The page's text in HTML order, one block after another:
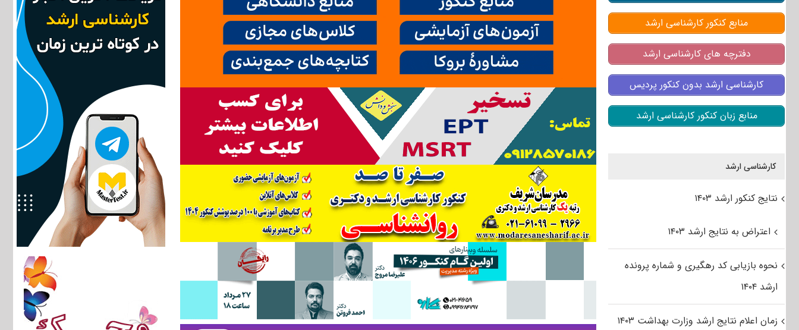
منابع کنکور کارشناسی ارشد
دفترچه های کارشناسی ارشد
کارشناسی ارشد بدون کنکور پردیس
منابع زبان کنکور کارشناسی ارشد
کارشناسی ارشد
نتایج کنکور ارشد ۱۴۰۳
اعتراض به نتایج ارشد ۱۴۰۳
نحوه بازیابی کد رهگیری و شماره پرونده
ارشد ۱۴۰۴
زمان اعلام نتایج ارشد وزارت بهداشت ۱۴۰۳